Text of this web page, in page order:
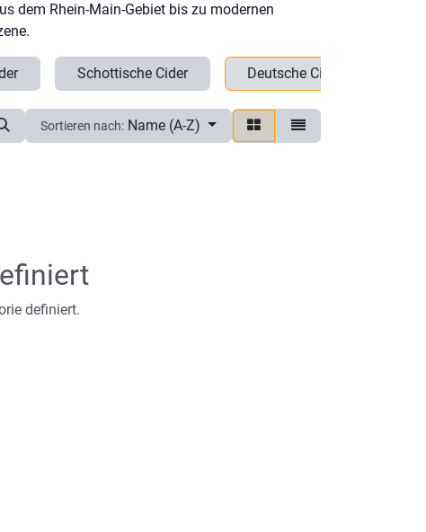
dem Rhein-Main-Gebiet bis zu modernen
Schottische Cider Deutsche Cider
Sortieren nach: Name (A-Z)
definiert.